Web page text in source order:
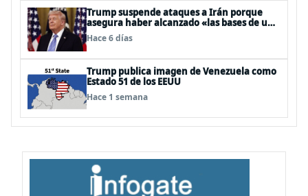
Trump suspende ataques a Irán porque
asegura haber alcanzado «las bases de un
acuerdo»
Hace 6 días
Trump publica imagen de Venezuela como
Estado 51 de los EEUU
Hace 1 semana